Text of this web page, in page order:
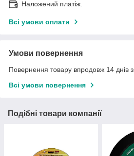
Наложений платіж.
Всі умови оплати
Умови повернення
Повернення товару впродовж 14 днів
Всі умови повернення
Подібні товари компанії